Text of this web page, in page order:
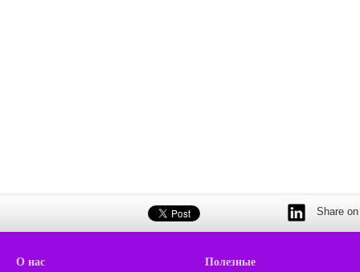
Share
О нас Полезные